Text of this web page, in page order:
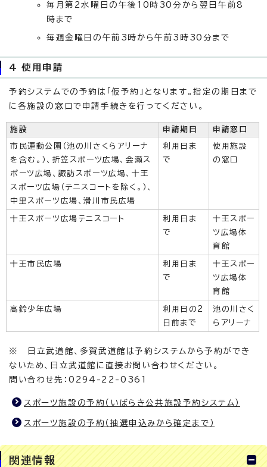
毎月第2水曜日の午後10時30分から翌日午前8
時まで
毎週金曜日の午前3時から午前3時30分まで
4 使用申請
予約システムでの予約は「仮予約」となります。指定の期日まで
に各施設の窓口で申請手続きを行ってください。
施設 申請期日 申請窓口
市民運動公園（池の川さくらアリーナ
を含む。）、折笠スポーツ広場、会瀬ス
ポーツ広場、諏訪スポーツ広場、十王
スポーツ広場（テニスコートを除く。）、
中里スポーツ広場、滑川市民広場
利用日ま
で
使用施設
の窓口
十王スポーツ広場テニスコート
利用日ま
で
十王スポー
ツ広場体
育館
十王市民広場
利用日ま
で
十王スポー
ツ広場体
育館
高鈴少年広場
利用日の2
日前まで
池の川さく
らアリーナ
※ 日立武道館、多賀武道館は予約システムから予約ができ
ないため、日立武道館に直接お問い合わせください。
問い合わせ先：0294-22-0361
スポーツ施設の予約（いばらき公共施設予約システム）
スポーツ施設の予約（抽選申込みから確定まで）
関連情報